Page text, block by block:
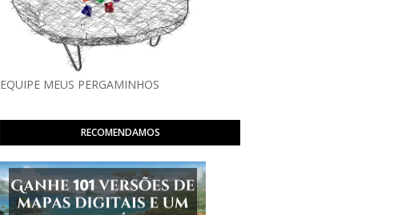
EQUIPE MEUS PERGAMINHOS
RECOMENDAMOS